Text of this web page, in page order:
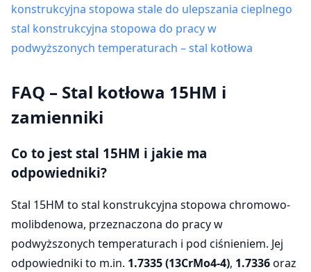
konstrukcyjna stopowa stale do ulepszania cieplnego
stal konstrukcyjna stopowa do pracy w
podwyższonych temperaturach – stal kotłowa
FAQ – Stal kotłowa 15HM i
zamienniki
Co to jest stal 15HM i jakie ma
odpowiedniki?
Stal 15HM to stal konstrukcyjna stopowa chromowo-
molibdenowa, przeznaczona do pracy w
podwyższonych temperaturach i pod ciśnieniem. Jej
odpowiedniki to m.in. 1.7335 (13CrMo4-4), 1.7336oraz